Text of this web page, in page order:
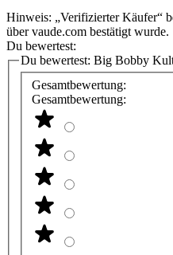
Hinweis: „Verifizierter Käufer“
über vaude.com bestätigt wurde.
Du bewertest:
Du bewertest: Big Bobby
Gesamtbewertung:
Gesamtbewertung: